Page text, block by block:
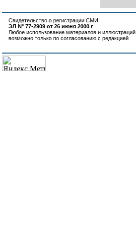
Свидетельство о регистрации СМИ:
ЭЛ N° 77-2909 от 26 июня 2000 г
Любое использование материалов и иллюстраций
возможно только по согласованию с редакцией